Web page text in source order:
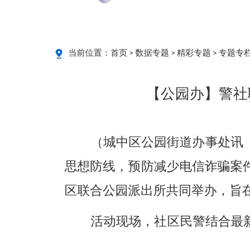
当前位置： 首页 > 数据专题 > 精彩专题 > 专题专
【公园办】警
（城中区公园街道办事处
思想防线，预防减少电信诈骗案
区联合公园派出所共同举办，旨
活动现场，社区民警结合最